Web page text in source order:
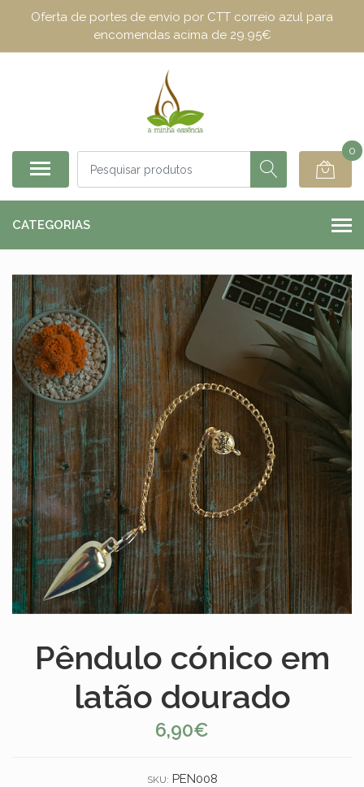
Oferta de portes de envio por CTT correio azul para
encomendas acima de 29.95€
0
CATEGORIAS
Pêndulo cónico em
latão dourado
6,90€
SKU: PEN008